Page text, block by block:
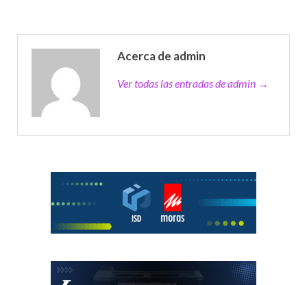
Acerca de admin
Ver todas las entradas de admin →